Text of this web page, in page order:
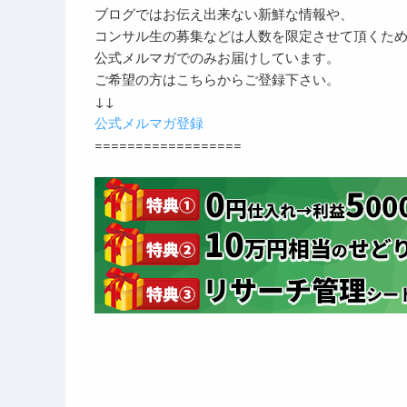
ブログではお伝え出来ない新鮮な情報や、
コンサル生の募集などは人数を限定させて頂くため
公式メルマガでのみお届けしています。
ご希望の方はこちらからご登録下さい。
↓↓
公式メルマガ登録
==================